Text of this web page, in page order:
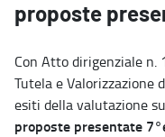
proposte
Con Atto dirigenziale
Tutela e Valorizzazione
esiti della valutazione
proposte presentate